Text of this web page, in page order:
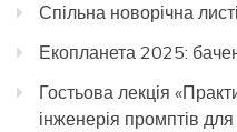
Спільна новорічна
Екопланета 2025:
Гостьова лекція
інженерія промптів